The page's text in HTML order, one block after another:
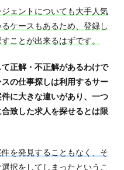
ェントについても大手人気
ケースもあるため、登録し
ことが出来るはずです。
正解・不正解があるわけで
の仕事探しは利用するサー
に大きな違いがあり、一つ
致した求人を探せるとは限
を発見することもなく、そ
択をしてしまったというこ